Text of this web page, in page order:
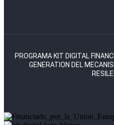
PROGRAMA KIT DIGITAL
GENERATION DEL